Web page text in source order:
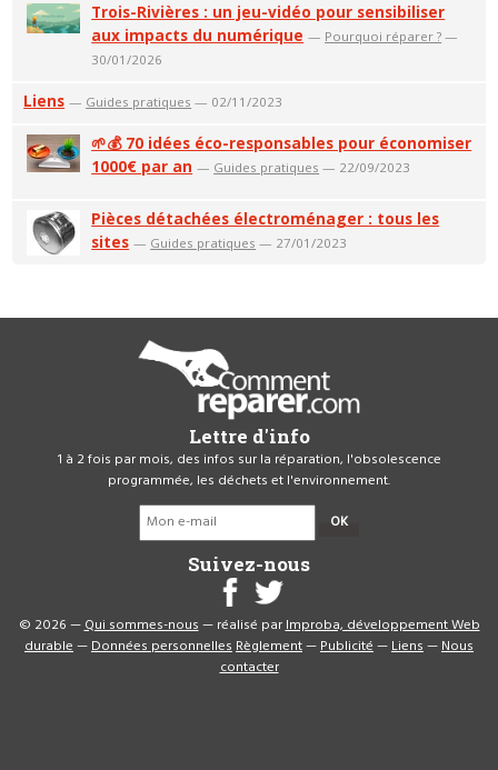
Trois-Rivières : un jeu-vidéo pour sensibiliser
aux impacts du numérique — Pourquoi réparer ? —
30/01/2026
Liens — Guides pratiques — 02/11/2023
🌱💰 70 idées éco-responsables pour économiser
1000€ par an — Guides pratiques — 22/09/2023
Pièces détachées électroménager : tous les
sites — Guides pratiques — 27/01/2023
Lettre d'info
1 à 2 fois par mois, des infos sur la réparation, l'obsolescence
programmée, les déchets et l'environnement.
OK
Suivez-nous
© 2026 —Qui sommes-nous— réalisé parImproba, développement Web
durable—Données personnellesRèglement—Publicité—Liens—Nous
contacter